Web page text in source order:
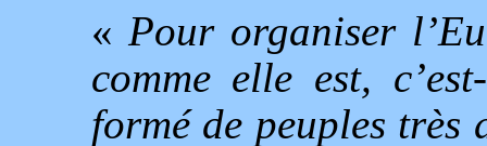
«Pour organiser
comme elle est,
formé de peuples